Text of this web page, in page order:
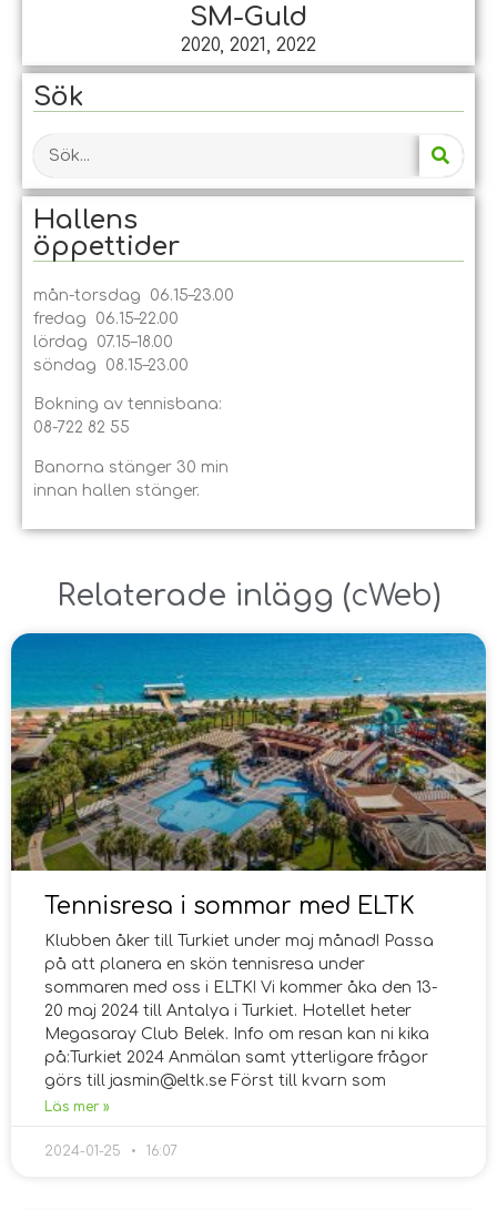
SM-Guld
2020, 2021, 2022
Sök
Hallens
öppet­tider
mån-torsdag 06.15–23.00
fredag 06.15–22.00
lördag 07.15–18.00
söndag 08.15–23.00
Bokning av tennisbana:
08-722 82 55
Banorna stänger 30 min
innan hallen stänger.
Relaterade inlägg ​(cWeb)
Tennisresa i sommar med ELTK
Klubben åker till Turkiet under maj månad! Passa
på att planera en skön tennisresa under
sommaren med oss i ELTK! Vi kommer åka den 13-
20 maj 2024 till Antalya i Turkiet. Hotellet heter
Megasaray Club Belek. Info om resan kan ni kika
på:Turkiet 2024 Anmälan samt ytterligare frågor
görs till jasmin@eltk.se Först till kvarn som
Läs mer »
2024-01-25 16:07